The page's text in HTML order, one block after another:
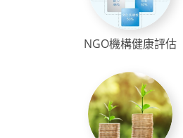
NGO機構健康評估